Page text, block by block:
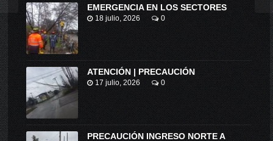
EMERGENCIA EN LOS SECTORES
18 julio, 2026 0
ATENCIÓN | PRECAUCIÓN
17 julio, 2026 0
PRECAUCIÓN INGRESO NORTE A